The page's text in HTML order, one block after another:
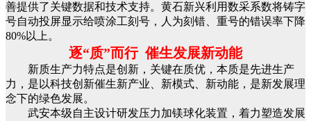
善提供了关键数据和技术支持。黄石新兴利用数采系数将铸字
号自动投屏显示给喷涂工刻号，人为刻错、重号的错误率下降
80%以上。
逐“质”而行 催生发展新动能
新质生产力特点是创新，关键在质优，本质是先进生产
力，是以科技创新催生新产业、新模式、新动能，是新发展理
念下的绿色发展。
武安本级自主设计研发压力加镁球化装置，着力塑造发展